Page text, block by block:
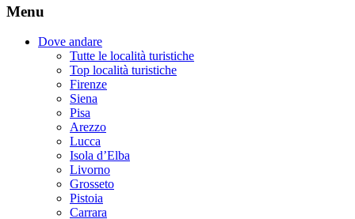
Menu
Dove andare
Tutte le località turistiche
Top località turistiche
Firenze
Siena
Pisa
Arezzo
Lucca
Isola d’Elba
Livorno
Grosseto
Pistoia
Carrara